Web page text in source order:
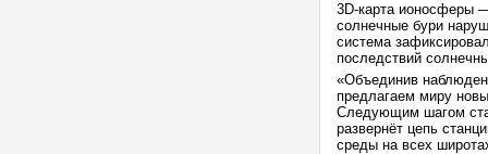
3D-карта ионосферы
солнечные бури
система
последствий
«Объединив
предлагаем миру
Следующим шагом
развернёт цепь
среды на всех